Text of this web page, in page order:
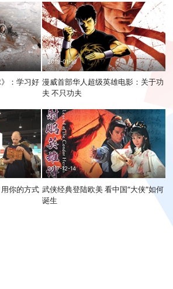
：学习好
2019-01-10
漫威首部华人超级英雄电影：关于功
夫 不只功夫
你的方式
2017-12-14
武侠经典登陆欧美 看中国“大侠”如何
诞生